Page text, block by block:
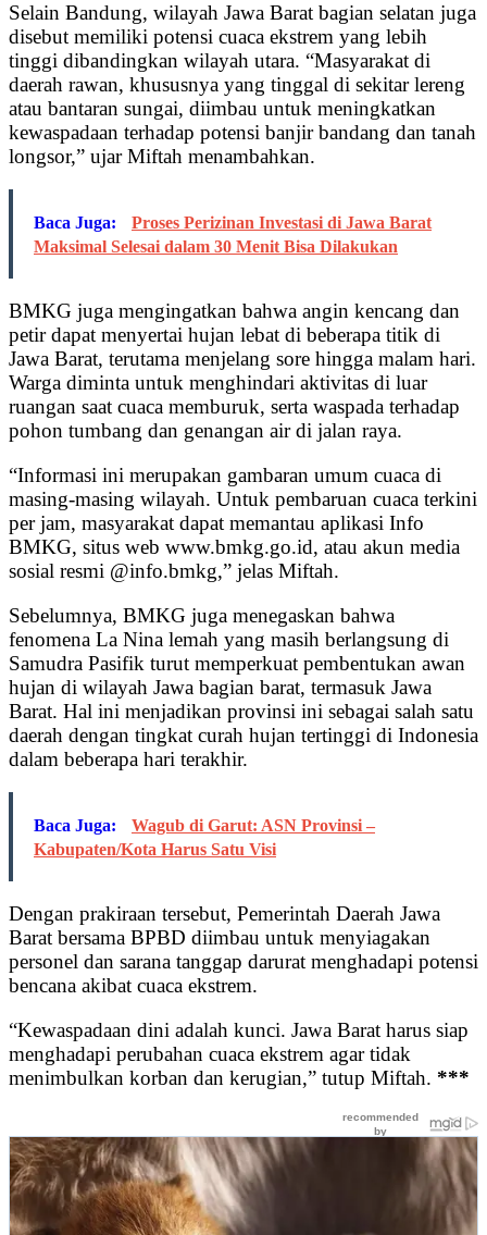
Selain Bandung, wilayah Jawa Barat bagian selatan juga
disebut memiliki potensi cuaca ekstrem yang lebih
tinggi dibandingkan wilayah utara. “Masyarakat di
daerah rawan, khususnya yang tinggal di sekitar lereng
atau bantaran sungai, diimbau untuk meningkatkan
kewaspadaan terhadap potensi banjir bandang dan tanah
longsor,” ujar Miftah menambahkan.
Baca Juga:
Proses Perizinan Investasi di Jawa Barat
Maksimal Selesai dalam 30 Menit Bisa Dilakukan
BMKG juga mengingatkan bahwa angin kencang dan
petir dapat menyertai hujan lebat di beberapa titik di
Jawa Barat, terutama menjelang sore hingga malam hari.
Warga diminta untuk menghindari aktivitas di luar
ruangan saat cuaca memburuk, serta waspada terhadap
pohon tumbang dan genangan air di jalan raya.
“Informasi ini merupakan gambaran umum cuaca di
masing-masing wilayah. Untuk pembaruan cuaca terkini
per jam, masyarakat dapat memantau aplikasi Info
BMKG, situs web www.bmkg.go.id, atau akun media
sosial resmi @info.bmkg,” jelas Miftah.
Sebelumnya, BMKG juga menegaskan bahwa
fenomena La Nina lemah yang masih berlangsung di
Samudra Pasifik turut memperkuat pembentukan awan
hujan di wilayah Jawa bagian barat, termasuk Jawa
Barat. Hal ini menjadikan provinsi ini sebagai salah satu
daerah dengan tingkat curah hujan tertinggi di Indonesia
dalam beberapa hari terakhir.
Baca Juga:
Wagub di Garut: ASN Provinsi –
Kabupaten/Kota Harus Satu Visi
Dengan prakiraan tersebut, Pemerintah Daerah Jawa
Barat bersama BPBD diimbau untuk menyiagakan
personel dan sarana tanggap darurat menghadapi potensi
bencana akibat cuaca ekstrem.
“Kewaspadaan dini adalah kunci. Jawa Barat harus siap
menghadapi perubahan cuaca ekstrem agar tidak
menimbulkan korban dan kerugian,” tutup Miftah. ***